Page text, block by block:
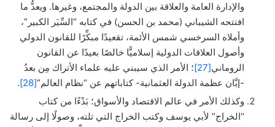
والإدارة العامة والعلاقة بين الدولة والمجتمع، وغيرها. ويعدُّ ما
افتتحه الشيباني (محمد بن الحسن) في كتابه “السِّيَر الكبير”،
وأملاه السرخسي شمس الأئمة، تقعيدًا مبكِّرًا للقانون الدولي
وأصول العلاقات الدولية إسلاميًّا خالصًا بعيدًا عن القانون
الروماني[27]
؛ الأمر الذي سيبني عليه علماء الأتراك مِن بعدُ
-إبَّان عظمة الدولة العثمانية- كتاباتهم عن “نظام العالم”[28]
.
وكذلك الأمر في عالم الاقتصاد والأسواق؛ بَدْءًا من كتاب
“الخراج” لأبي يوسف وكتب الخراج التي تلته، وصولًا إلى رسالة